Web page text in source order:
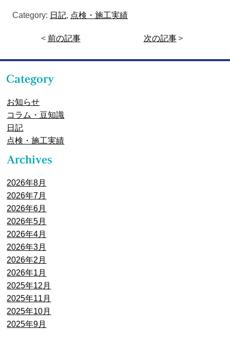
Category: 日記, 点検・施工実績
< 前の記事 次の記事 >
お知らせ
コラム・豆知識
日記
点検・施工実績
2026年8月
2026年7月
2026年6月
2026年5月
2026年4月
2026年3月
2026年2月
2026年1月
2025年12月
2025年11月
2025年10月
2025年9月